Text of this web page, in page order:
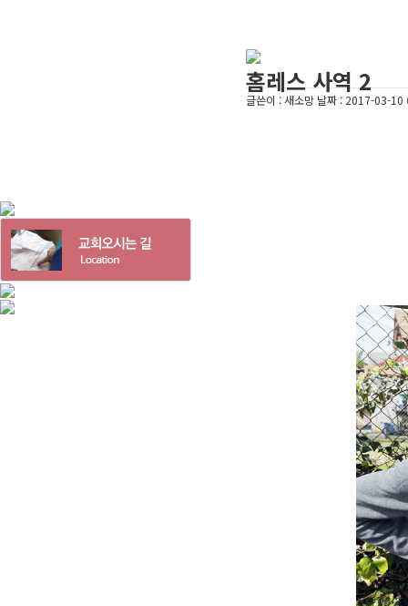
홈레스 사역 2
글쓴이 :새소망 날짜 : 2017-03-10